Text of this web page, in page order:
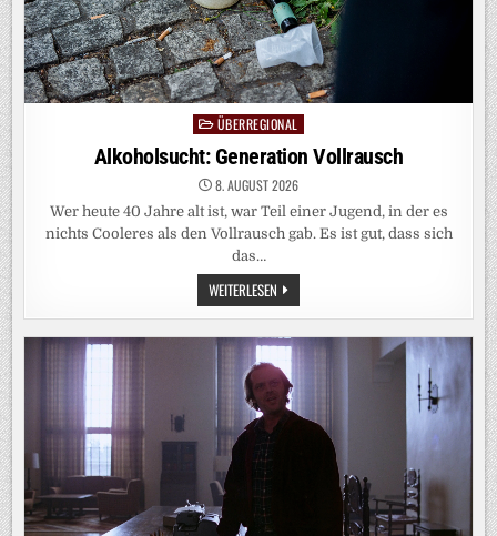
Posted
in
ÜBERREGIONAL
Alkoholsucht: Generation Vollrausch
8. AUGUST 2026
Wer heute 40 Jahre alt ist, war Teil einer Jugend, in der es
nichts Cooleres als den Vollrausch gab. Es ist gut, dass sich
das…
WEITERLESEN ALKOHOLSUCHT:
GENERATION
VOLLRAUSCH